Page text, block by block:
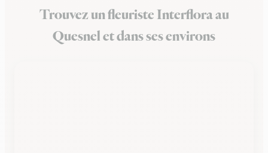
Trouvez un fleuriste Interflora au
Quesnel et dans ses environs